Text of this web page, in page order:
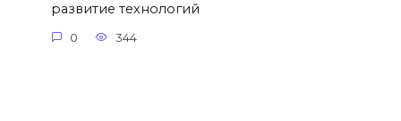
развитие технологий
0 344